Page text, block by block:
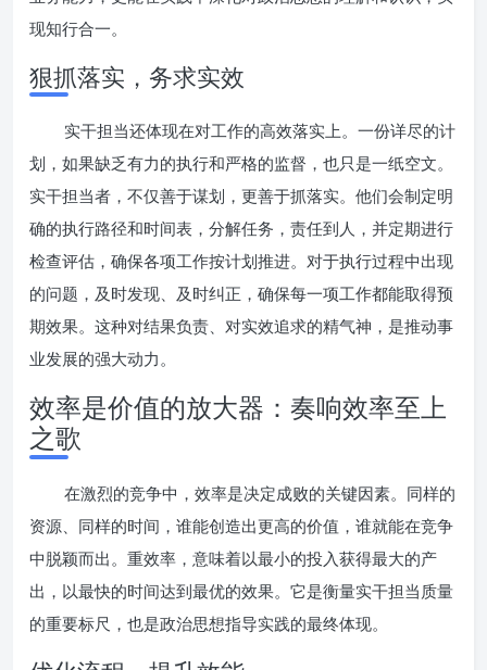
现知行合一。
狠抓落实，务求实效
实干担当还体现在对工作的高效落实上。一份详尽的计
划，如果缺乏有力的执行和严格的监督，也只是一纸空文。
实干担当者，不仅善于谋划，更善于抓落实。他们会制定明
确的执行路径和时间表，分解任务，责任到人，并定期进行
检查评估，确保各项工作按计划推进。对于执行过程中出现
的问题，及时发现、及时纠正，确保每一项工作都能取得预
期效果。这种对结果负责、对实效追求的精气神，是推动事
业发展的强大动力。
效率是价值的放大器：奏响效率至上
之歌
在激烈的竞争中，效率是决定成败的关键因素。同样的
资源、同样的时间，谁能创造出更高的价值，谁就能在竞争
中脱颖而出。重效率，意味着以最小的投入获得最大的产
出，以最快的时间达到最优的效果。它是衡量实干担当质量
的重要标尺，也是政治思想指导实践的最终体现。